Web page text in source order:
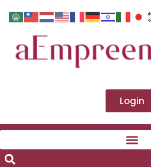
Login